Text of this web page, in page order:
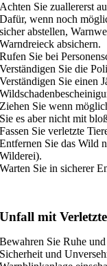
Achten Sie zuallererst
Dafür, wenn noch
sicher abstellen,
Warndreieck absichern.
Rufen Sie bei
Verständigen Sie die
Verständigen Sie einen
Ziehen Sie wenn
Sie es aber nicht mit
Fassen Sie verletzte
Entfernen Sie das Wild
Wilderei).
Warten Sie in sicherer
Unfall mit
Bewahren Sie Ruhe
Sicherheit und